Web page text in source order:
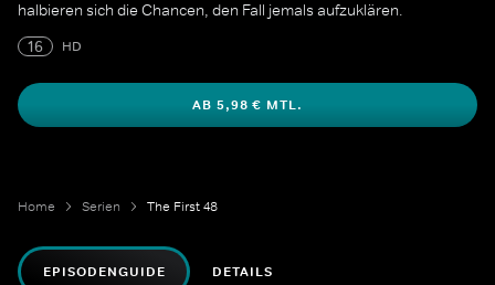
halbieren sich die Chancen, den Fall jemals aufzuklären.
16
HD
AB 5,98 € MTL.
Home Serien The First 48
EPISODENGUIDE DETAILS